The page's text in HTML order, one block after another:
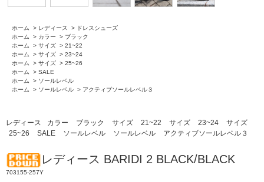
ホーム > レディース > ドレスシューズ
ホーム
> カラー > ブラック
ホーム
> サイズ > 21~22
ホーム
> サイズ > 23~24
ホーム
> サイズ > 25~26
ホーム
> SALE
ホーム
> ソールレベル
ホーム
> ソールレベル > アクティブソールレベル３
レディース カラー ブラック サイズ 21~22 サイズ 23~24
サイズ
25~26
SALE ソールレベル ソールレベル アクティブソールレベル３
レディース BARIDI 2 BLACK/BLACK
703155-257Y